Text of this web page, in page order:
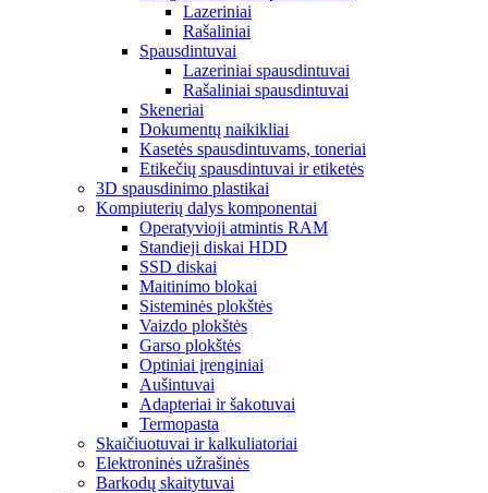
Lazeriniai
Rašaliniai
Spausdintuvai
Lazeriniai spausdintuvai
Rašaliniai spausdintuvai
Skeneriai
Dokumentų naikikliai
Kasetės spausdintuvams, toneriai
Etikečių spausdintuvai ir etiketės
3D spausdinimo plastikai
Kompiuterių dalys komponentai
Operatyvioji atmintis RAM
Standieji diskai HDD
SSD diskai
Maitinimo blokai
Sisteminės plokštės
Vaizdo plokštės
Garso plokštės
Optiniai įrenginiai
Aušintuvai
Adapteriai ir šakotuvai
Termopasta
Skaičiuotuvai ir kalkuliatoriai
Elektroninės užrašinės
Barkodų skaitytuvai